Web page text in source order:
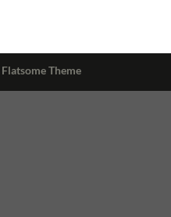
Flatsome Theme